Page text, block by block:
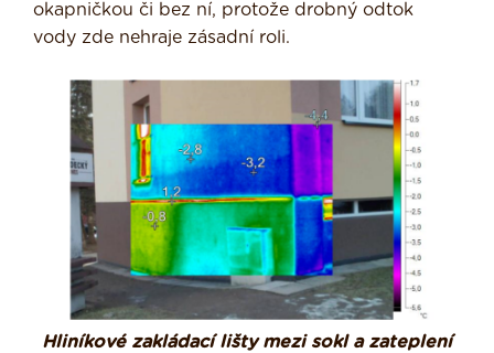
okapničkou či bez ní, protože drobný odtok
vody zde nehraje zásadní roli.
Hliníkové zakládací lišty mezi sokl a zateplení